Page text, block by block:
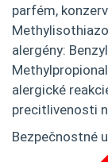
parfém,
alergény:
alergické
precitlivenosti
Bezpečnostné